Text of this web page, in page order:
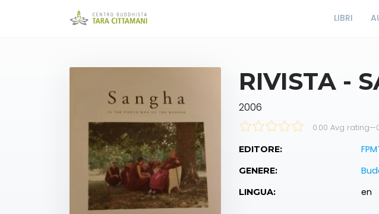
LIBRI
RIVISTA -
2006
0.00 Avg rating—
EDITORE:
GENERE:
LINGUA: en